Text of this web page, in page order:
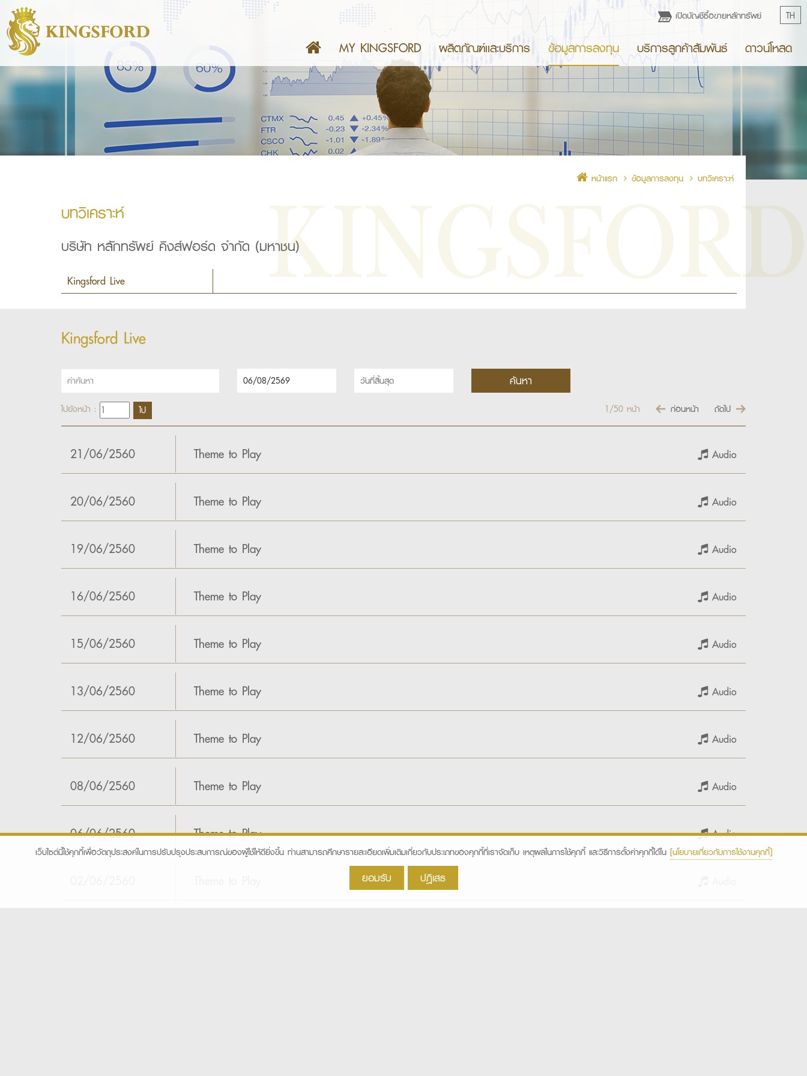
เปิดบัญชีซื้อขายหลักทรัพย์ TH
MY KINGSFORD ผลิตภัณฑ์เเละบริการ ข้อมูลการลงทุน บริการลูกค้าสัมพันธ์ ดาวน์โหลด
หน้าแรก ข้อมูลการลงทุน บทวิเคราะห์
บทวิเคราะห์
บริษัท หลักทรัพย์ คิงส์ฟอร์ด จำกัด (มหาชน)
Kingsford Live
ไปยังหน้า : 1/50 หน้า ก่อนหน้า ถัดไป
21/06/2560 Theme to Play Audio
20/06/2560 Theme to Play Audio
19/06/2560 Theme to Play Audio
16/06/2560 Theme to Play Audio
15/06/2560 Theme to Play Audio
13/06/2560 Theme to Play Audio
12/06/2560 Theme to Play Audio
08/06/2560 Theme to Play Audio
06/06/2560 Theme to Play Audio
เว็บไซต์นี้ใช้คุกกี้เพื่อวัตถุประสงค์ในการปรับปรุงประสบการณ์ของผู้ใช้ให้ดียิ่งขึ้น ท่านสามารถศึกษารายละเอียดเพิ่มเติมเกี่ยวกับประเภทของคุกกี้ที่เราจัดเก็บ เหตุผลในการใช้คุกกี้ และวิธีการตั้งค่าคุกกี้ได้ใน [นโยบายเกี่ยวกับการใช้งานคุกกี้]
ยอมรับ ปฎิเสธ